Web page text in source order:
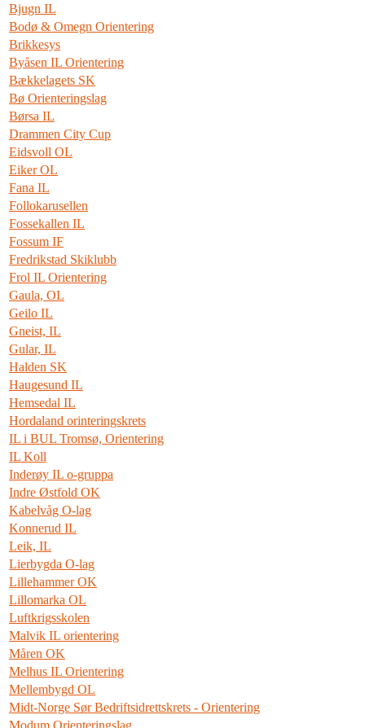
Bjugn IL
Bodø & Omegn Orientering
Brikkesys
Byåsen IL Orientering
Bækkelagets SK
Bø Orienteringslag
Børsa IL
Drammen City Cup
Eidsvoll OL
Eiker OL
Fana IL
Follokarusellen
Fossekallen IL
Fossum IF
Fredrikstad Skiklubb
Frol IL Orientering
Gaula, OL
Geilo IL
Gneist, IL
Gular, IL
Halden SK
Haugesund IL
Hemsedal IL
Hordaland orinteringskrets
IL i BUL Tromsø, Orientering
IL Koll
Inderøy IL o-gruppa
Indre Østfold OK
Kabelvåg O-lag
Konnerud IL
Leik, IL
Lierbygda O-lag
Lillehammer OK
Lillomarka OL
Luftkrigsskolen
Malvik IL orientering
Måren OK
Melhus IL Orientering
Mellembygd OL
Midt-Norge Sør Bedriftsidrettskrets - Orientering